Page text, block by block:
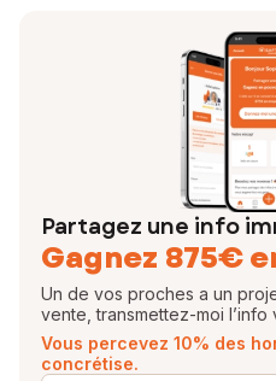
Partagez une info
Gagnez 875€
Un de vos proches a un
vente, transmettez-moi l’info
Vous percevez 10% des
concrétise.